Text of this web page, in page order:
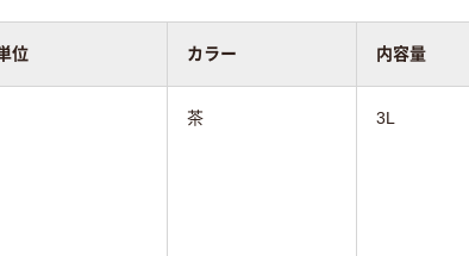
位 カラー 内容量
茶 3L